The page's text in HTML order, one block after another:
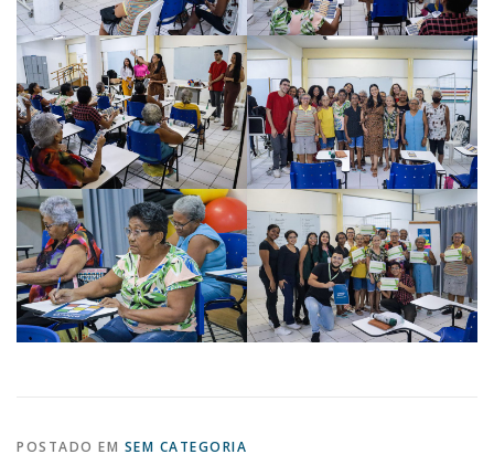
POSTADO EM SEM CATEGORIA